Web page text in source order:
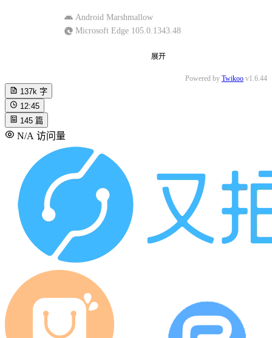
Android Marshmallow
Microsoft Edge 105.0.1343.48
Kissablecho
@葉珊:
注意两点
是班级里的，
一学期只试过两次
Windows 11 Microsoft Edge 127.0.0.0
展开
Powered by Twikoo v1.6.44
137k 字
12:45
145 篇
N/A 访问量